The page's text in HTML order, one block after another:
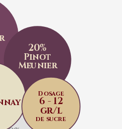
20%
Pinot
Meunier
Dosage
6 - 12
gr/l
de sucre